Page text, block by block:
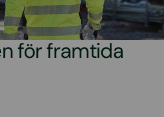
för framtida